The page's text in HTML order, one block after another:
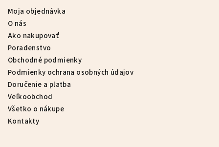
Moja objednávka
O nás
Ako nakupovať
Poradenstvo
Obchodné podmienky
Podmienky ochrana osobných údajov
Doručenie a platba
Veľkoobchod
Všetko o nákupe
Kontakty